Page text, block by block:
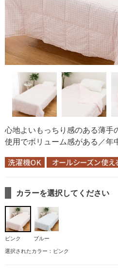
心地よいもっちり感のある薄手
使用でボリューム感がある／年
カラーを選択してください
ピンク
ブルー
選択されたカラー：ピンク